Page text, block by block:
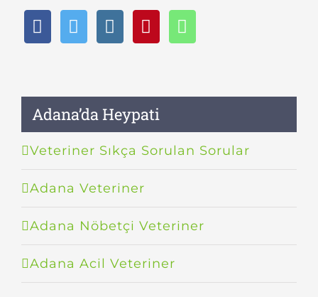
Adana’da Heypati
Veteriner Sıkça Sorulan Sorular
Adana Veteriner
Adana Nöbetçi Veteriner
Adana Acil Veteriner